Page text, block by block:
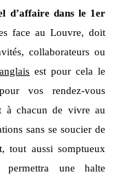
d’affaire dans le 1er
face au Louvre, doit
collaborateurs ou
est pour cela le
vos rendez-vous
à chacun de vivre au
sans se soucier de
tout aussi somptueux
permettra une halte